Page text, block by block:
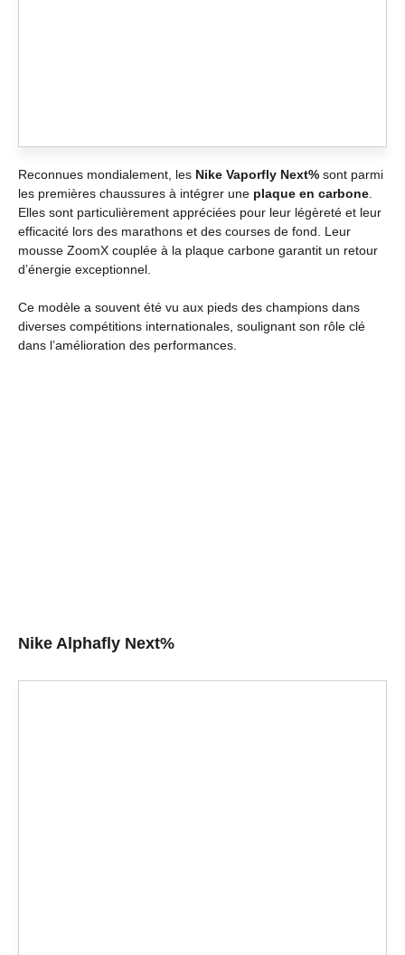
Reconnues mondialement, les Nike Vaporfly Next% sont parmi
les premières chaussures à intégrer une plaque en carbone
Elles sont particulièrement appréciées pour leur légèreté et leur
efficacité lors des marathons et des courses de fond. Leur
mousse ZoomX couplée à la plaque carbone garantit un retour
d’énergie exceptionnel.
Ce modèle a souvent été vu aux pieds des champions dans
diverses compétitions internationales, soulignant son rôle clé
dans l’amélioration des performances.
Nike Alphafly Next%